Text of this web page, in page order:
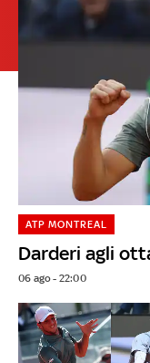
Darderi agli
ATP MONTREAL
06 ago - 22:00